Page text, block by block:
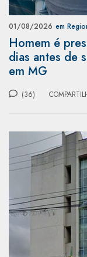
01/08/2026 em
Homem é
dias antes de
em MG
(36)